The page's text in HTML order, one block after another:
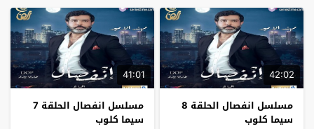
42:02
مسلسل انفصال الحلقة 8
سيما كلوب
41:01
مسلسل انفصال الحلقة 7
سيما كلوب